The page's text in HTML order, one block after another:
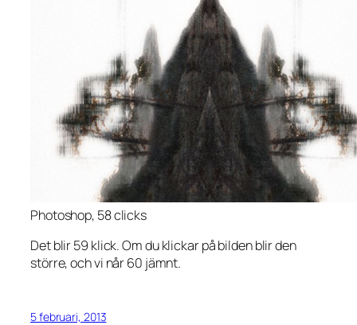
Photoshop, 58 clicks
Det blir 59 klick. Om du klickar på bilden blir den
större, och vi når 60 jämnt.
5 februari, 2013